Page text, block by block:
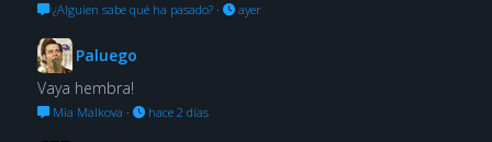
¿Alguien sabe qué ha pasado?· ayer
Paluego
Vaya hembra!
Mia Malkova · hace 2 días